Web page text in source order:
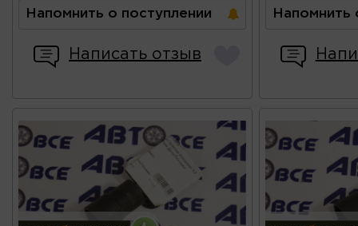
Напомнить о поступлении
Написать отзыв
Напомнить